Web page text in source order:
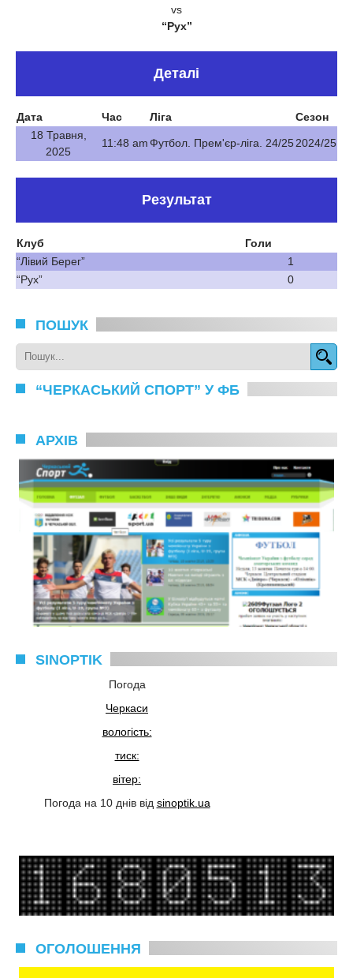
vs
“Рух”
Деталі
Дата Час Ліга
Сезон
18 Травня,
2025
11:48 amФутбол. Прем'єр-ліга. 24/252024/25
Результат
Клуб
Голи
“Лівий Берег”
1
“Рух”
0
ПОШУК
“ЧЕРКАСЬКИЙ СПОРТ” У ФБ
АРХІВ
SINOPTIK
Погода
Черкаси
вологість:
тиск:
вітер:
Погода на 10 днів від sinoptik.ua
ОГОЛОШЕННЯ